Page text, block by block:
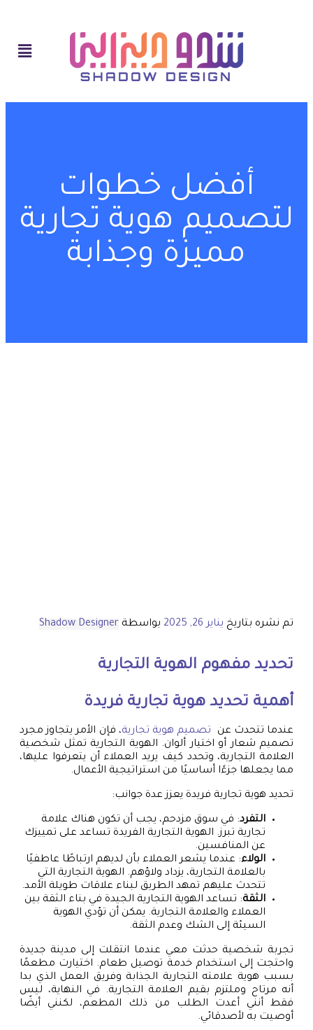
أفضل خطوات
لتصميم هوية تجارية
مميزة وجذابة
تم نشره بتاريخ يناير 26, 2025 بواسطة Shadow Designer
تحديد مفهوم الهوية التجارية
أهمية تحديد هوية تجارية فريدة
عندما تتحدث عن تصميم هوية تجارية، فإن الأمر يتجاوز مجرد
تصميم شعار أو اختيار ألوان. الهوية التجارية تمثل شخصية
العلامة التجارية، وتحدد كيف يريد العملاء أن يتعرفوا عليها،
مما يجعلها جزءًا أساسيًا من استراتيجية الأعمال.
تحديد هوية تجارية فريدة يعزز عدة جوانب:
التفرد: في سوق مزدحم، يجب أن تكون هناك علامة
تجارية تبرز. الهوية التجارية الفريدة تساعد على تمييزك
عن المنافسين.
الولاء: عندما يشعر العملاء بأن لديهم ارتباطًا عاطفيًا
بالعلامة التجارية، يزداد ولاؤهم. الهوية التجارية التي
تتحدث عليهم تمهد الطريق لبناء علاقات طويلة الأمد.
الثقة: تساعد الهوية التجارية الجيدة في بناء الثقة بين
العملاء والعلامة التجارية. يمكن أن تؤدي الهوية
السيئة إلى الشك وعدم الثقة.
تجربة شخصية حدثت معي عندما انتقلت إلى مدينة جديدة
واحتجت إلى استخدام خدمة توصيل طعام. اختيارت مطعمًا
بسبب هوية علامته التجارية الجذابة وفريق العمل الذي بدا
أنه مرتاح وملتزم بقيم العلامة التجارية. في النهاية، ليس
فقط أنني أعدت الطلب من ذلك المطعم، لكنني أيضًا
أوصيت به لأصدقائي.